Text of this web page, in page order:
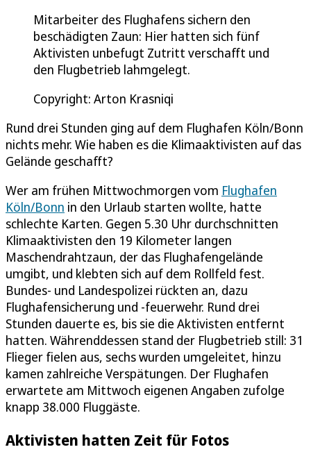
Mitarbeiter des Flughafens sichern den
beschädigten Zaun: Hier hatten sich fünf
Aktivisten unbefugt Zutritt verschafft und
den Flugbetrieb lahmgelegt.
Copyright: Arton Krasniqi
Rund drei Stunden ging auf dem Flughafen Köln/Bonn
nichts mehr. Wie haben es die Klimaaktivisten auf das
Gelände geschafft?
Wer am frühen Mittwochmorgen vom Flughafen
Köln/Bonn in den Urlaub starten wollte, hatte
schlechte Karten. Gegen 5.30 Uhr durchschnitten
Klimaaktivisten den 19 Kilometer langen
Maschendrahtzaun, der das Flughafengelände
umgibt, und klebten sich auf dem Rollfeld fest.
Bundes- und Landespolizei rückten an, dazu
Flughafensicherung und -feuerwehr. Rund drei
Stunden dauerte es, bis sie die Aktivisten entfernt
hatten. Währenddessen stand der Flugbetrieb still: 31
Flieger fielen aus, sechs wurden umgeleitet, hinzu
kamen zahlreiche Verspätungen. Der Flughafen
erwartete am Mittwoch eigenen Angaben zufolge
knapp 38.000 Fluggäste.
Aktivisten hatten Zeit für Fotos